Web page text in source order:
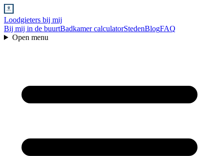
Loodgieters bij mij
Bij mij in de buurtBadkamer calculatorStedenBlogFAQ
Open menu